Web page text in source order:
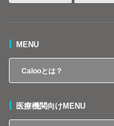
MENU
Calooとは？
医療機関向けMENU